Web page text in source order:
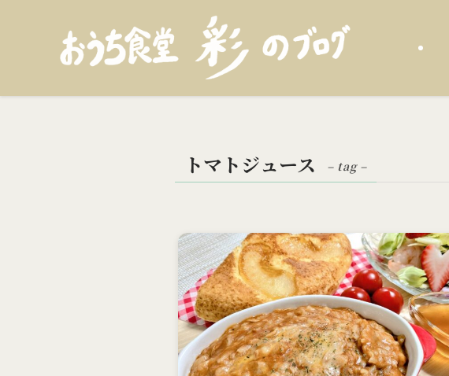
トマトジュース – tag –